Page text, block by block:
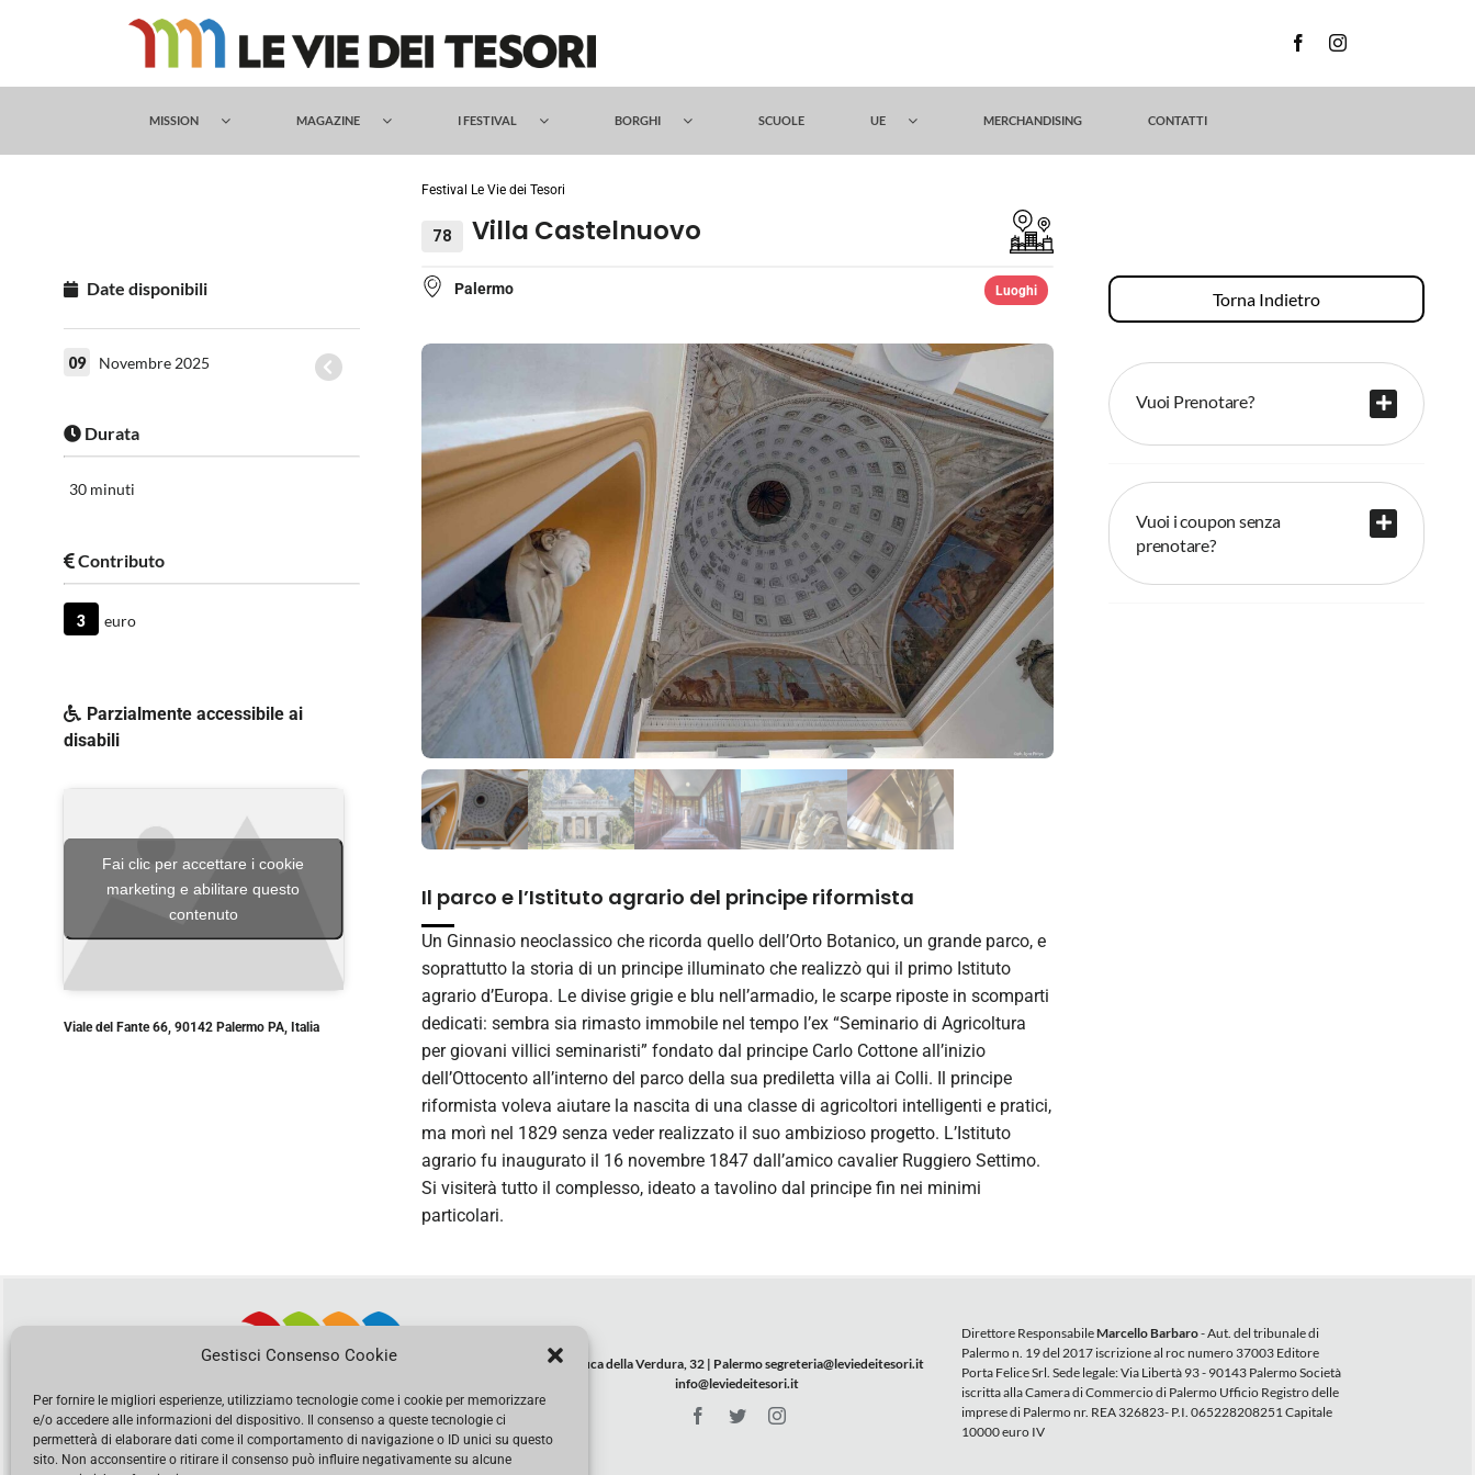
Gestisci Consenso Cookie
Per fornire le migliori esperienze, utilizziamo tecnologie come i cookie per memorizzare
e/o accedere alle informazioni del dispositivo. Il consenso a queste tecnologie ci
permetterà di elaborare dati come il comportamento di navigazione o ID unici su questo
sito. Non acconsentire o ritirare il consenso può influire negativamente su alcune
MISSION MAGAZINE I FESTIVAL BORGHI SCUOLE UE MERCHANDISING CONTATTI
Date disponibili
09 Novembre 2025
Durata
30 minuti
Contributo
3 euro
Parzialmente accessibile ai
disabili
Fai clic per accettare i cookie
marketing e abilitare questo
contenuto
Viale del Fante 66, 90142 Palermo PA, Italia
Festival Le Vie dei Tesori
78 Villa Castelnuovo
Palermo Luoghi
Il parco e l’Istituto agrario del principe riformista
Un Ginnasio neoclassico che ricorda quello dell’Orto Botanico, un grande parco, e
soprattutto la storia di un principe illuminato che realizzò qui il primo Istituto
agrario d’Europa. Le divise grigie e blu nell’armadio, le scarpe riposte in scomparti
dedicati: sembra sia rimasto immobile nel tempo l’ex “Seminario di Agricoltura
per giovani villici seminaristi” fondato dal principe Carlo Cottone all’inizio
dell’Ottocento all’interno del parco della sua prediletta villa ai Colli. Il principe
riformista voleva aiutare la nascita di una classe di agricoltori intelligenti e pratici,
ma morì nel 1829 senza veder realizzato il suo ambizioso progetto. L’Istituto
agrario fu inaugurato il 16 novembre 1847 dall’amico cavalier Ruggiero Settimo.
Si visiterà tutto il complesso, ideato a tavolino dal principe fin nei minimi
particolari.
Torna Indietro
Vuoi Prenotare?
Vuoi i coupon senza
prenotare?
Via Duca della Verdura, 32 | Palermosegreteria@leviedeitesori.it
info@leviedeitesori.it
Direttore ResponsabileMarcello Barbaro- Aut. del tribunale di
Palermo n. 19 del 2017 iscrizione al roc numero 37003 Editore
Porta Felice Srl. Sede legale: Via Libertà 93 - 90143 Palermo Società
iscritta alla Camera di Commercio di Palermo Ufficio Registro delle
imprese di Palermo nr. REA 326823- P.I. 065228208251 Capitale
10000 euro IV